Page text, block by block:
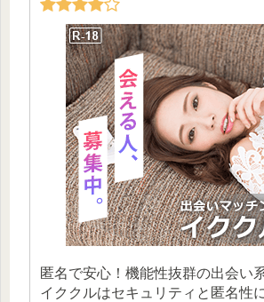
匿名で安心！機能性抜群の出会い
イククルはセキュリティと匿名性